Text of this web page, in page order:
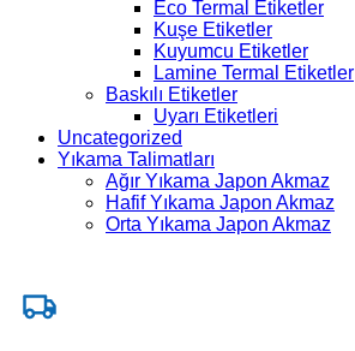
Eco Termal Etiketler
Kuşe Etiketler
Kuyumcu Etiketler
Lamine Termal Etiketler
Baskılı Etiketler
Uyarı Etiketleri
Uncategorized
Yıkama Talimatları
Ağır Yıkama Japon Akmaz
Hafif Yıkama Japon Akmaz
Orta Yıkama Japon Akmaz